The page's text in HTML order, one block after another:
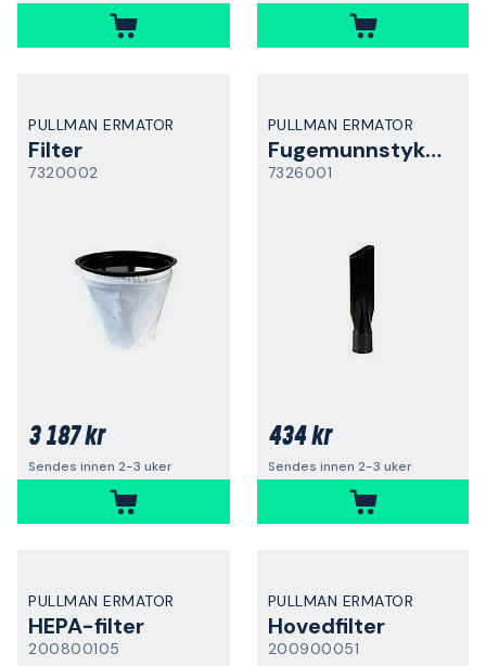
PULLMAN ERMATOR
Filter
7320002
3 187 kr
Sendes innen 2-3 uker
PULLMAN ERMATOR
Fugemunnstykke
7326001
434 kr
Sendes innen 2-3 uker
PULLMAN ERMATOR
HEPA-filter
200800105
PULLMAN ERMATOR
Hovedfilter
200900051